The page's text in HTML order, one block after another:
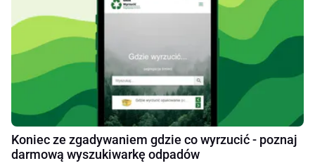
Koniec ze zgadywaniem gdzie co wyrzucić - poznaj
darmową wyszukiwarkę odpadów